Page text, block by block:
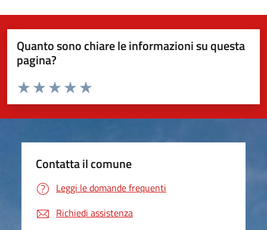
Quanto sono chiare le informazioni su questa
pagina?
Valuta da 1 a 5 stelle la pagina
Valuta 5 stelle su 5
Valuta 4 stelle su 5
Valuta 3 stelle su 5
Valuta 2 stelle su 5
Valuta 1 stelle su 5
Contatta il comune
Leggi le domande frequenti
Richiedi assistenza